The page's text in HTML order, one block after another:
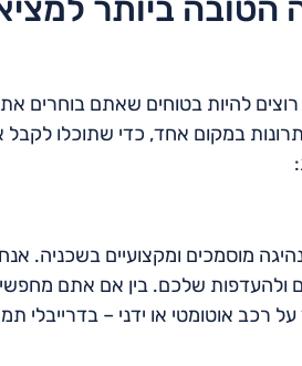
הטובה ביותר
להיות בטוחים שאתם בוחרים את
במקום אחד, כדי שתוכלו
מוסמכים ומקצועיים בשכניה.
ולהעדפות שלכם. בין אם אתם
רכב אוטומטי או ידני – בדרייבלי